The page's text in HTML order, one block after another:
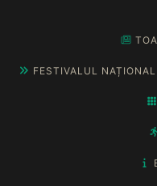
FESTIVALUL